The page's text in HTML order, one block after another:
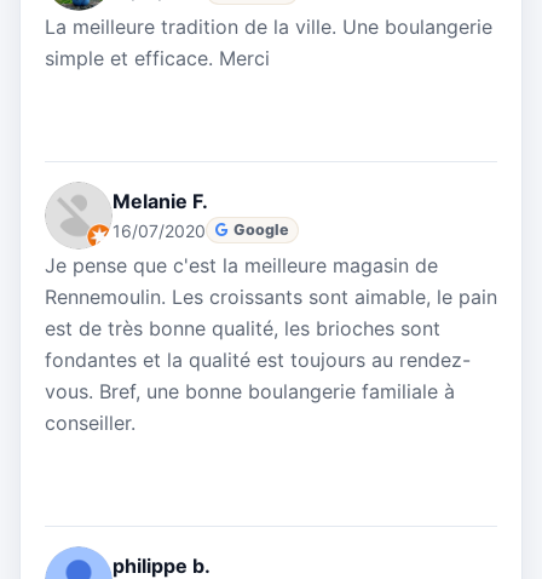
La meilleure tradition de la ville. Une boulangerie
simple et efficace. Merci
Melanie F.
16/07/2020 Google
Je pense que c'est la meilleure magasin de
Rennemoulin. Les croissants sont aimable, le pain
est de très bonne qualité, les brioches sont
fondantes et la qualité est toujours au rendez-
vous. Bref, une bonne boulangerie familiale à
conseiller.
philippe b.